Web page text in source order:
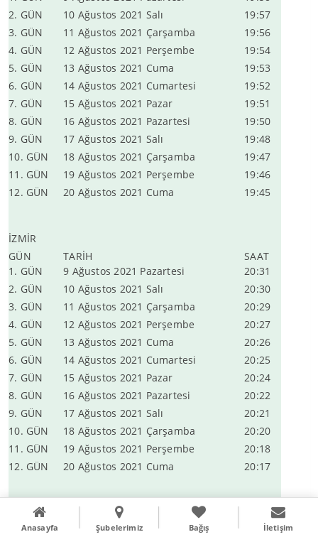
2. GÜN
10 Ağustos 2021 Salı
19:57
3. GÜN
11 Ağustos 2021 Çarşamba
19:56
4. GÜN
12 Ağustos 2021 Perşembe
19:54
5. GÜN
13 Ağustos 2021 Cuma
19:53
6. GÜN
14 Ağustos 2021 Cumartesi
19:52
7. GÜN
15 Ağustos 2021 Pazar
19:51
8. GÜN
16 Ağustos 2021 Pazartesi
19:50
9. GÜN
17 Ağustos 2021 Salı
19:48
10. GÜN
18 Ağustos 2021 Çarşamba
19:47
11. GÜN
19 Ağustos 2021 Perşembe
19:46
12. GÜN
20 Ağustos 2021 Cuma 19:45
İZMİR
GÜN
TARİH
SAAT
1. GÜN
9 Ağustos 2021 Pazartesi
20:31
2. GÜN
10 Ağustos 2021 Salı
20:30
3. GÜN
11 Ağustos 2021 Çarşamba
20:29
4. GÜN
12 Ağustos 2021 Perşembe
20:27
5. GÜN
13 Ağustos 2021 Cuma
20:26
6. GÜN
14 Ağustos 2021 Cumartesi
20:25
7. GÜN
15 Ağustos 2021 Pazar
20:24
8. GÜN
16 Ağustos 2021 Pazartesi
20:22
9. GÜN
17 Ağustos 2021 Salı
20:21
10. GÜN
18 Ağustos 2021 Çarşamba
20:20
11. GÜN
19 Ağustos 2021 Perşembe
20:18
12. GÜN
20 Ağustos 2021 Cuma 20:17
KARS
GÜN
TARİH SAAT
Anasayfa Şubelerimiz Bağış İletişim